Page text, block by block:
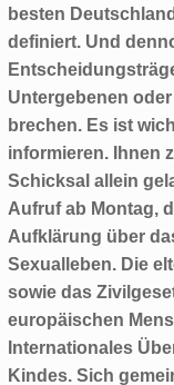
besten
definiert. Und
Untergebenen
brechen. Es ist
informieren. Ihnen
Schicksal allein
Aufruf ab Montag,
Aufklärung über
Sexualleben. Die
sowie das
europäischen
Internationales
Kindes. Sich